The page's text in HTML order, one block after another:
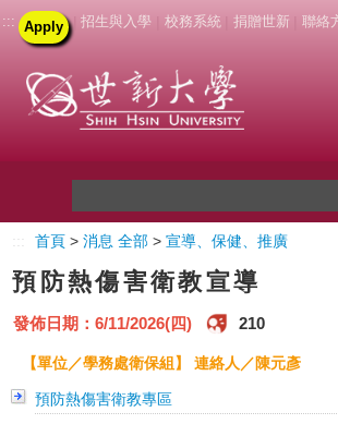
::: Apply | 招生與入學 校務系統 捐贈世新 聯絡
關於世新
新生
在校生
首頁 >消息 全部 >宣導、保健、推廣
預防熱傷害衛教宣導
發佈日期：6/11/2026(四) 210
【單位／學務處衛保組】 連絡人／陳元彥
預防熱傷害衛教專區